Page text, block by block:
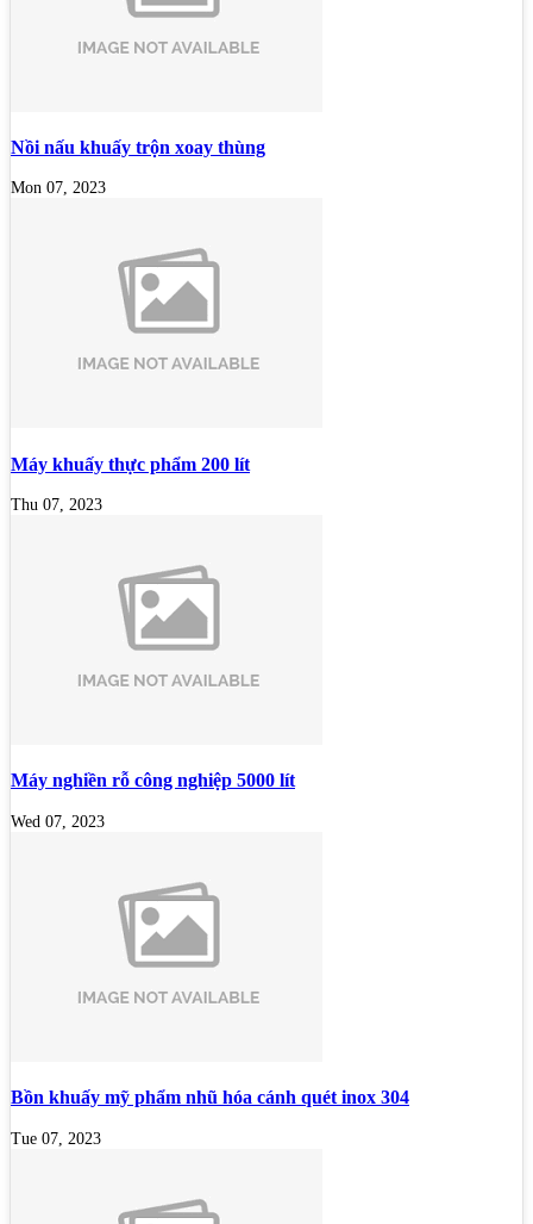
Nồi nấu khuấy trộn xoay thùng
Mon 07, 2023
Máy khuấy thực phẩm 200 lít
Thu 07, 2023
Máy nghiền rỗ công nghiệp 5000 lít
Wed 07, 2023
Bồn khuấy mỹ phẩm nhũ hóa cánh quét inox 304
Tue 07, 2023